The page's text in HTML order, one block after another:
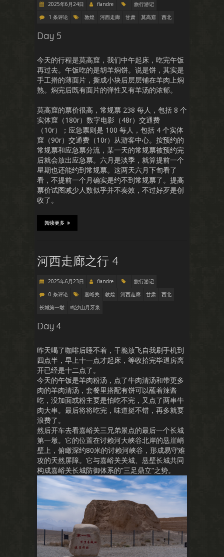
2025年6月24日 flandre
旅行游记
1 条评论
敦煌 河西走廊 甘肃 莫高窟 西北
Day 5
今天的行程是莫高窟，我们中午起床，吃完午饭
再过去。午饭吃的是胡羊焖饼。说是饼，其实是
手工擀的薄面片，撕成小块后层层铺在羊肉上焖
熟。焖完后既有面片的弹性又有羊汤的浓郁。
莫高窟的票价很高，常规票 238 每人，包括 8 个
实体窟（180r）数字电影（48r）交通费
（10r）；应急票则是 100 每人，包括 4 个实体
窟（90r）交通费（10r）从游客中心。按预约的
常规票和应急票分流，某一天的常规票被预约完
后就会放出应急票。六月是淡季，就算提前一个
星期也还能约到常规票。这两天六月下旬看了
看，不提前一个月确实是约不到常规票了。提高
票价试图减少人数似乎并不奏效，不过好歹是创
收了。
阅读更多
河西走廊之行 4
2025年6月23日 flandre
旅行游记
0 条评论
嘉峪关 敦煌 河西走廊 甘肃
西北
长城第一墩
鸣沙山月牙泉
Day 4
昨天喝了咖啡后睡不着，干脆放飞自我刷手机到
四点半，早上十一点才起床，等收拾完毕退房离
开已经是十二点了。
今天的午饭是羊肉粉汤，点了牛肉清汤和带更多
肉的羊肉清汤，套餐里搭配有饼可以蘸着辣酱
吃，没加面或粉主要是怕吃不完，又点了两串牛
肉大串。最后将将吃完，味道挺不错，再多就要
浪费了。
然后开车去看嘉峪关三兄弟景点的最后一个长城
第一墩。它的位置在讨赖河大峡谷北岸的悬崖峭
壁上，俯瞰深约80米的讨赖河峡谷，形成易守难
攻的天然屏障。它与嘉峪关关城、悬壁长城共同
构成嘉峪关长城防御体系的”三足鼎立”之势。